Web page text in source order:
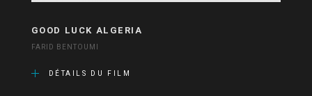
GOOD LUCK ALGERIA
FARID BENTOUMI
DÉTAILS DU FILM